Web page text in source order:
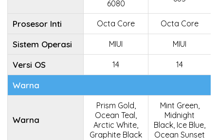
6080
Prosesor Inti Octa Core Octa Core
Sistem Operasi MIUI MIUI
Versi OS 14 14
Warna
Warna
Prism Gold,
Ocean Teal,
Arctic White,
Graphite Black
Mint Green,
Midnight
Black, Ice Blue,
Ocean Sunset